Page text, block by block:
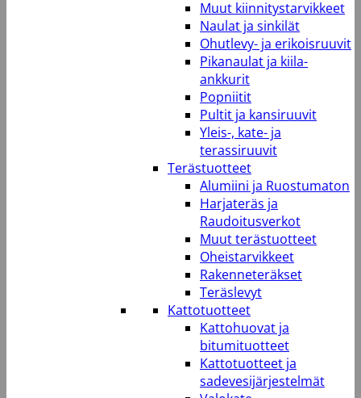
Muut kiinnitystarvikkeet
Naulat ja sinkilät
Ohutlevy- ja erikoisruuvit
Pikanaulat ja kiila-
ankkurit
Popniitit
Pultit ja kansiruuvit
Yleis-, kate- ja
terassiruuvit
Terästuotteet
Alumiini ja Ruostumaton
Harjateräs ja
Raudoitusverkot
Muut terästuotteet
Oheistarvikkeet
Rakenneteräkset
Teräslevyt
Kattotuotteet
Kattohuovat ja
bitumituotteet
Kattotuotteet ja
sadevesijärjestelmät